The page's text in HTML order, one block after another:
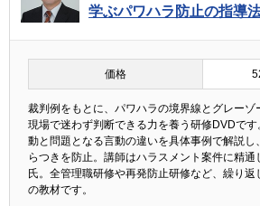
学ぶパワハラ防止の指導
価格
裁判例をもとに、パワハラの境界線とグレー
現場で迷わず判断できる力を養う研修DVDで
動と問題となる言動の違いを具体事例で解説
らつきを防止。講師はハラスメント案件に精
氏。全管理職研修や再発防止研修など、繰り
の教材です。